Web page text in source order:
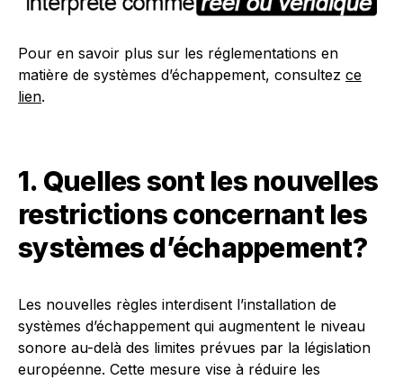
Pour en savoir plus sur les réglementations en
matière de systèmes d’échappement, consultez ce
lien.
1. Quelles sont les nouvelles
restrictions concernant les
systèmes d’échappement?
Les nouvelles règles interdisent l’installation de
systèmes d’échappement qui augmentent le niveau
sonore au-delà des limites prévues par la législation
européenne. Cette mesure vise à réduire les